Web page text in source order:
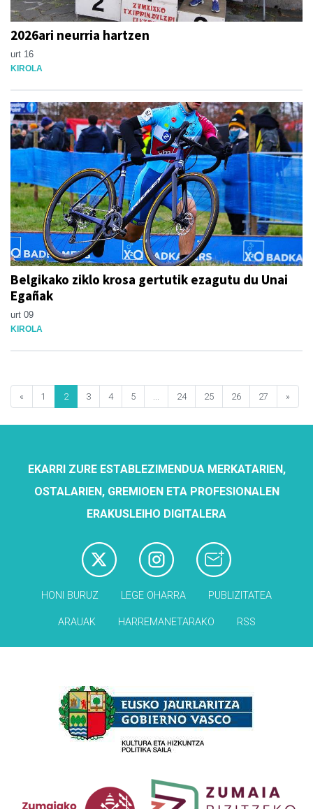
2026ari neurria hartzen
urt 16
KIROLA
Belgikako ziklo krosa gertutik ezagutu du Unai
Egañak
urt 09
KIROLA
« 1 2 3 4 5 24 25 26 27 »
EKARRI ZURE ESTABLEZIMENDUA MERKATARIEN,
OSTALARIEN, GREMIOEN ETA PROFESIONALEN
ERAKUSLEIHO DIGITALERA
HONI BURUZ LEGE OHARRA PUBLIZITATEA
ARAUAK HARREMANETARAKO RSS